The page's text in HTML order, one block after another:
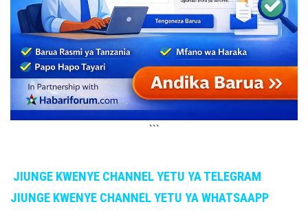
```
JIUNGE KWENYE CHANNEL YETU YA TELEGRAM
JIUNGE KWENYE CHANNEL YETU YA WHATSAAPP